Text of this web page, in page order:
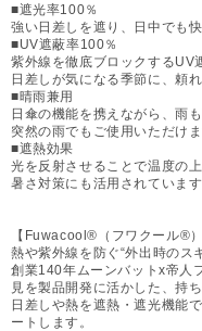
■遮光率100％
強い日差しを遮り、日中でも
■UV遮蔽率100％
紫外線を徹底ブロックするUV
日差しが気になる季節に、頼
■晴雨兼用
日傘の機能を携えながら、雨
突然の雨でもご使用いただけま
■遮熱効果
光を反射させることで温度の
暑さ対策にも活用されています
【Fuwacool®（フワクール®）
熱や紫外線を防ぐ“外出時のス
創業140年ムーンバットx帝人
見を製品開発に活かした、持
日差しや熱を遮熱・遮光機能
ートします。